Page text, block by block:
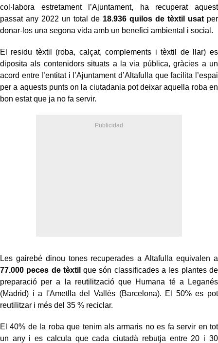
col·labora estretament l’Ajuntament, ha recuperat aquest
passat any 2022 un total de 18.936 quilos de tèxtil usatper
donar-los una segona vida amb un benefici ambiental i social.
El residu tèxtil (roba, calçat, complements i tèxtil de llar) es
diposita als contenidors situats a la via pública, gràcies a un
acord entre l’entitat i l’Ajuntament d’Altafulla que facilita l’espai
per a aquests punts on la ciutadania pot deixar aquella roba en
bon estat que ja no fa servir.
Les gairebé dinou tones recuperades a Altafulla equivalen a
77.000 peces de tèxtil que són classificades a les plantes de
preparació per a la reutilització que Humana té a Leganés
(Madrid) i a l'Ametlla del Vallès (Barcelona). El 50% es pot
reutilitzar i més del 35 % reciclar.
El 40% de la roba que tenim als armaris no es fa servir en tot
un any i es calcula que cada ciutadà rebutja entre 20 i 30